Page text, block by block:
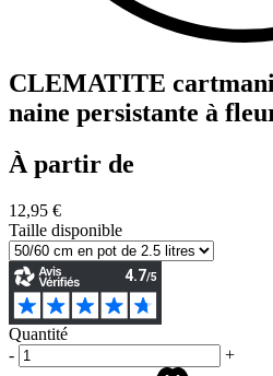
CLEMATITE
naine persistante à
À partir de
12,95 €
Taille disponible
Quantité
-
+